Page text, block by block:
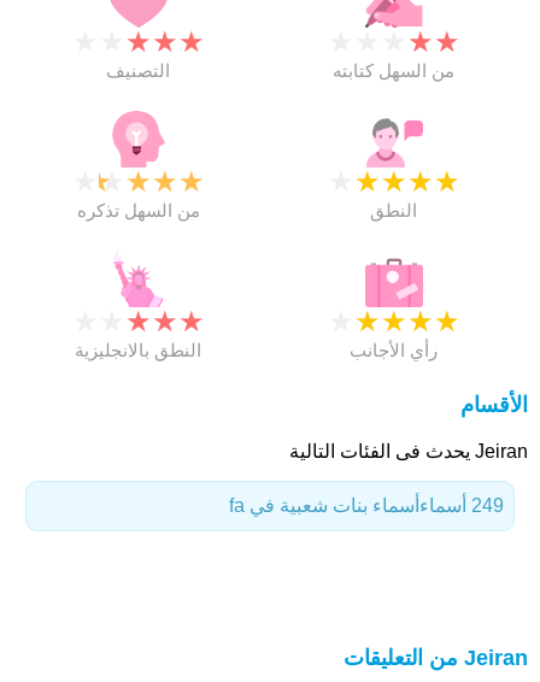
★
★
★
التصنيف
★
★
من السهل كتابته
★
★
★
★
من السهل تذكره
★
★
★
★
النطق
★
★
★
النطق بالانجليزية
★
★
★
★
رأي الأجانب
الأقسام
Jeiran يحدث فى الفئات التالية
أسماء بنات شعبية في fa 249 أسماء
Jeiran من التعليقات